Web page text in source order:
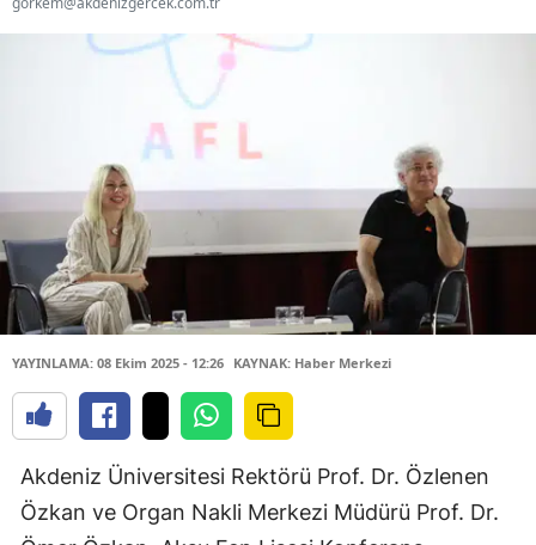
YAYINLAMA: 08 Ekim 2025 - 12:26 KAYNAK: Haber Merkezi
Akdeniz Üniversitesi Rektörü Prof. Dr. Özlenen
Özkan ve Organ Nakli Merkezi Müdürü Prof. Dr.